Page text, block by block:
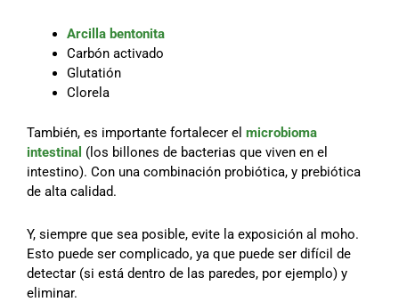
Arcilla bentonita
Carbón activado
Glutatión
Clorela
También, es importante fortalecer el microbioma
intestinal (los billones de bacterias que viven en el
intestino). Con una combinación probiótica, y prebiótica
de alta calidad.
Y, siempre que sea posible, evite la exposición al moho.
Esto puede ser complicado, ya que puede ser difícil de
detectar (si está dentro de las paredes, por ejemplo) y
eliminar.